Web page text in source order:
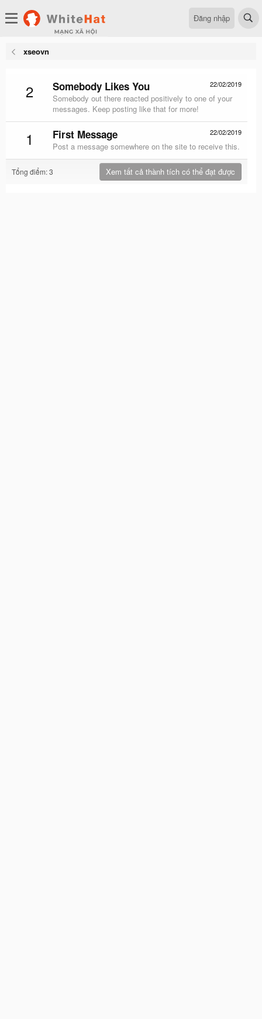
Đăng nhập
xseovn
2 22/02/2019
Somebody Likes You
Somebody out there reacted positively to one of your
messages. Keep posting like that for more!
1 22/02/2019
First Message
Post a message somewhere on the site to receive this.
Tổng điểm: 3 Xem tất cả thành tích có thể đạt được